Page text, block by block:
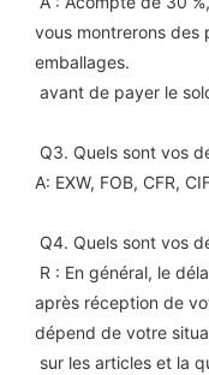
vous montrerons des
emballages.
avant de payer le
Q3. Quels sont vos
A: EXW, FOB, CFR,
Q4. Quels sont vos
après réception de
dépend de votre
sur les articles et la